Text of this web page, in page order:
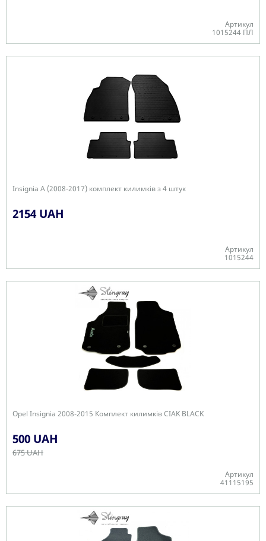
Артикул
1015244 ПЛ
Insignia A (2008-2017) комплект килимків з 4 штук
2154 UAH
Артикул
1015244
Opel Insignia 2008-2015 Комплект килимків CIAK BLACK
500 UAH
675 UAH
Артикул
41115195